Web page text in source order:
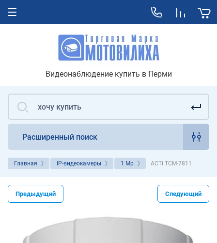
Видеонаблюдение купить в Перми
Расширенный поиск
Главная IP-видеокамеры 1 Mp ACTi TCM-7811
Предыдущий Следующий